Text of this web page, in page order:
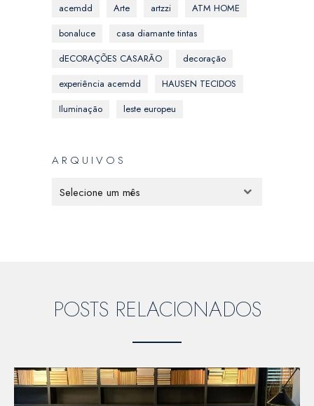
acemdd Arte artzzi
ATM HOME
bonaluce
casa diamante tintas
dECORAÇÕES CASARÃO
decoração
experiência acemdd
HAUSEN TECIDOS
Iluminação
leste europeu
ARQUIVOS
POSTS RELACIONADOS